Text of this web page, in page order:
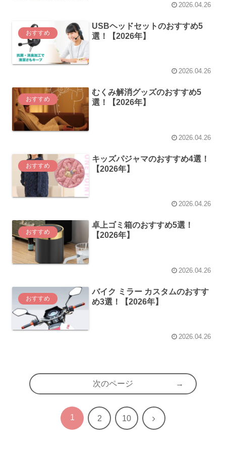
2026.04.26
おすすめ
USBヘッドセットのおすすめ5
選！【2026年】
2026.04.26
おすすめ
むくみ解消グッズのおすすめ5
選！【2026年】
2026.04.26
おすすめ
キッズパジャマのおすすめ4選！
【2026年】
2026.04.26
おすすめ
卓上ゴミ箱のおすすめ5選！
【2026年】
2026.04.26
おすすめ
バイク ミラー カスタムのおすす
め3選！【2026年】
2026.04.26
次のページ
1 2 10 次